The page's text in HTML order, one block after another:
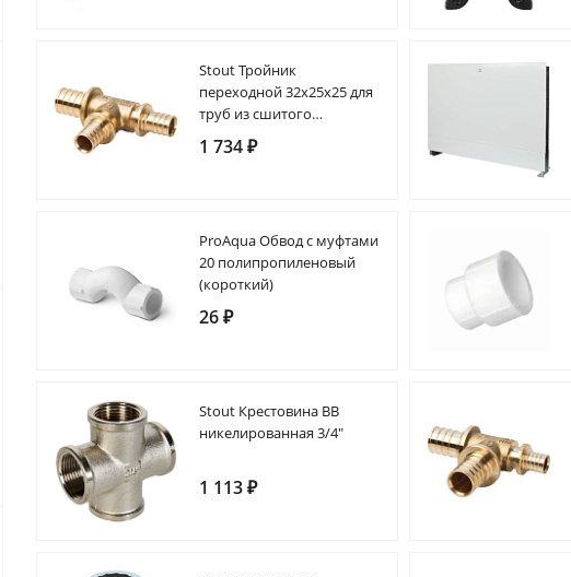
Stout Тройник
переходной 32x25x25 для
труб из сшитого
полиэтилена аксиальный
1 734 ₽
ProAqua Обвод с муфтами
20 полипропиленовый
(короткий)
26 ₽
Stout Крестовина ВВ
никелированная 3/4"
1 113 ₽